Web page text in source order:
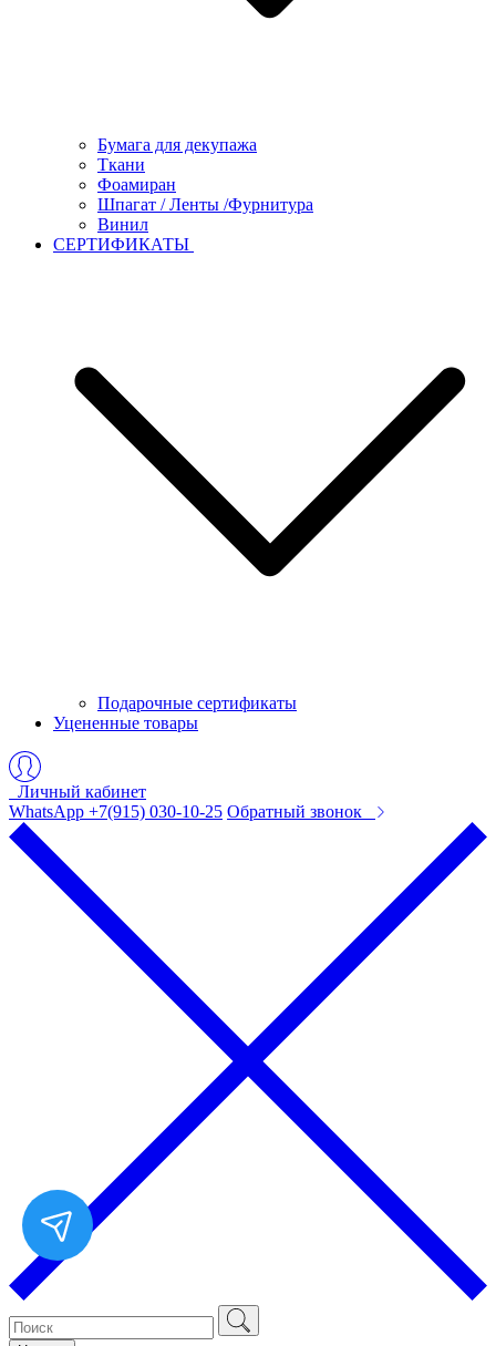
Бумага для декупажа
Ткани
Фоамиран
Шпагат / Ленты /Фурнитура
Винил
СЕРТИФИКАТЫ
Подарочные сертификаты
Уцененные товары
Личный кабинет
WhatsApp +7(915) 030-10-25 Обратный звонок